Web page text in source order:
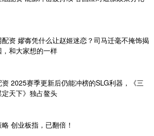
资 嫪毐凭什么让赵姬迷恋？司马迁毫不掩饰揭
和大家想的一样
2025赛季更新后仍能冲榜的SLG利器，《三
天下》独占鳌头
创业板指，已翻倍！